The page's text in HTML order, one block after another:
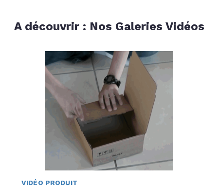
A découvrir : Nos Galeries Vidéos
VIDÉO PRODUIT